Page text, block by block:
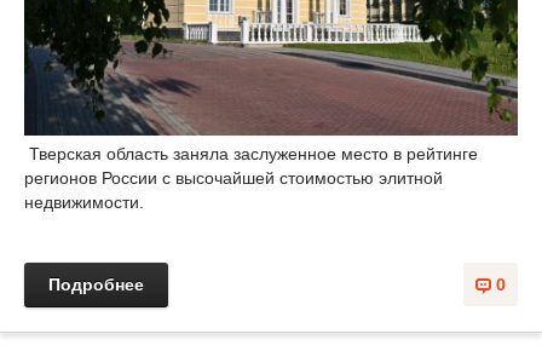
Тверская область заняла заслуженное место в рейтинге
регионов России с высочайшей стоимостью элитной
недвижимости.
0
Подробнее